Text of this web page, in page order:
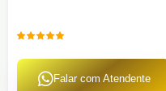
Falar com Atendente